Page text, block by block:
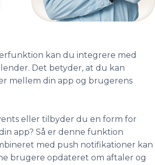
kan du integrere med
Det betyder, at du kan
mellem din app og brugerens
eller tilbyder du en form for
app? Så er denne funktion
med push notifikationer kan
brugere opdateret om aftaler og